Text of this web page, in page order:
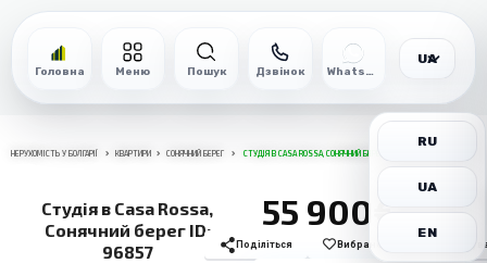
Головна Меню Пошук Дзвінок WhatsApp
UA
RU
UA
EN
НЕРУХОМІСТЬ У БОЛГАРІЇ КВАРТИРИ СОНЯЧНИЙ БЕРЕГ СТУДІЯ В CASA ROSSA, СОНЯЧНИЙ БЕРЕГ ID: 96857
Студія в Casa Rossa,
Сонячний берег ID:
96857
55 900€
Поділіться Вибране